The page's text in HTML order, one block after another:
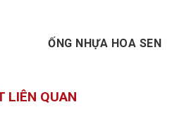
ỐNG NHỰA HOA SEN
LIÊN QUAN